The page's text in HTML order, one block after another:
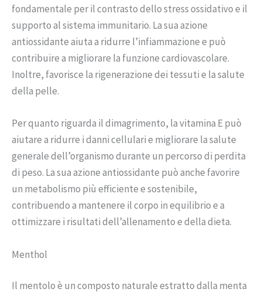
fondamentale per il contrasto dello stress ossidativo e il
supporto al sistema immunitario. La sua azione
antiossidante aiuta a ridurre l’infiammazione e può
contribuire a migliorare la funzione cardiovascolare.
Inoltre, favorisce la rigenerazione dei tessuti e la salute
della pelle.
Per quanto riguarda il dimagrimento, la vitamina E può
aiutare a ridurre i danni cellulari e migliorare la salute
generale dell’organismo durante un percorso di perdita
di peso. La sua azione antiossidante può anche favorire
un metabolismo più efficiente e sostenibile,
contribuendo a mantenere il corpo in equilibrio e a
ottimizzare i risultati dell’allenamento e della dieta.
Menthol
Il mentolo è un composto naturale estratto dalla menta